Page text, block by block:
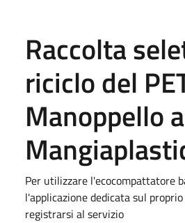
Raccolta
riciclo del
Manoppello
Per utilizzare l'ecocompattatore
l'applicazione dedicata sul
registrarsi al servizio